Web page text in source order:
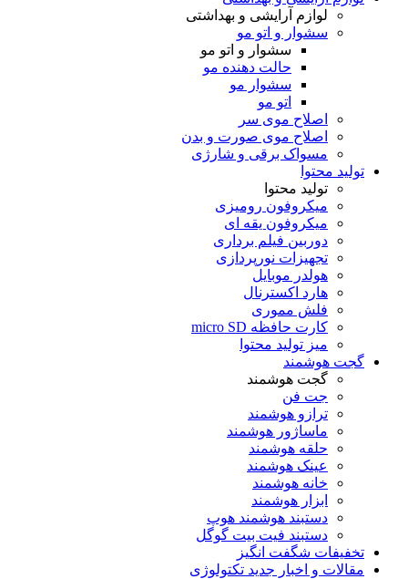
لوازم آرایشی و بهداشتی
سشوار و اتو مو
سشوار و اتو مو
حالت دهنده مو
سشوار مو
اتو مو
اصلاح موی سر
اصلاح موی صورت و بدن
مسواک برقی و شارژی
تولید محتوا
تولید محتوا
میکروفون رومیزی
میکروفون یقه ای
دوربین فیلم برداری
تجهیزات نورپردازی
هولدر موبایل
هارد اکسترنال
فلش مموری
کارت حافظه micro SD
میز تولید محتوا
گجت هوشمند
گجت هوشمند
جت فن
ترازو هوشمند
ماساژور هوشمند
حلقه هوشمند
عینک هوشمند
خانه هوشمند
ابزار هوشمند
دستبند هوشمند هوپ
دستبند فیت بیت گوگل
تخفیفات شگفت انگیز
مقالات و اخبار جدید تکتولوژی